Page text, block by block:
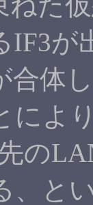
IF3が
合体
によ
の
、と